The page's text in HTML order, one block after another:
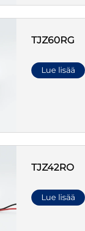
TJZ60RG
Lue lisää
TJZ42RO
Lue lisää